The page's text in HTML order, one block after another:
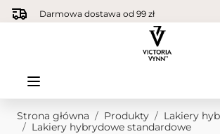
Przejdź do treści
Darmowa dostawa od 99 zł
Strona główna / Produkty / Lakiery
/ Lakiery hybrydowe standardowe